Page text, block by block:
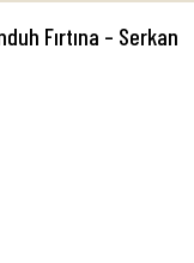
Fırtına – Serkan